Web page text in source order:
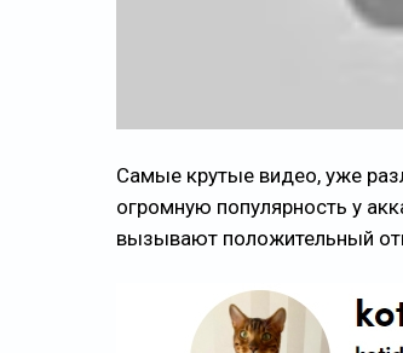
Самые крутые видео, уже
огромную популярность у
вызывают положительный